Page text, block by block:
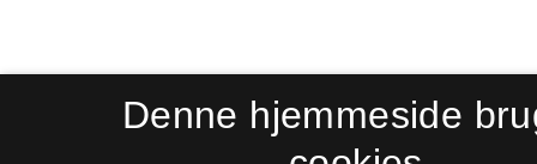
Denne hjemmeside